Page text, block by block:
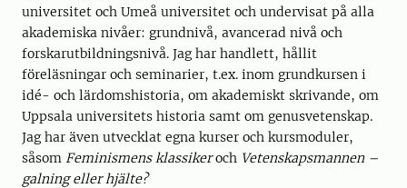
universitet och Umeå universitet och undervisat på alla
akademiska nivåer: grundnivå, avancerad nivå och
forskarutbildningsnivå. Jag har handlett, hållit
föreläsningar och seminarier, t.ex. inom grundkursen i
idé- och lärdomshistoria, om akademiskt skrivande, om
Uppsala universitets historia samt om genusvetenskap.
Jag har även utvecklat egna kurser och kursmoduler,
såsom Feminismens klassikeroch Vetenskapsmannen –
galning eller hjälte?